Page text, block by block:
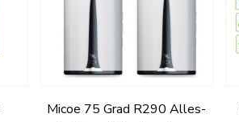
Micoe 75 Grad R290 Alles-